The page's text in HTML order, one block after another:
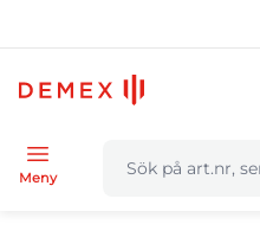
Meny